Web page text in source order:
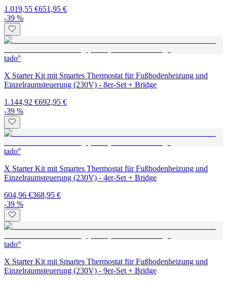
1.019,55 €651,95 €
-39 %
tado°
X Starter Kit mit Smartes Thermostat für Fußbodenheizung und
Einzelraumsteuerung (230V) - 8er-Set + Bridge
1.144,92 €692,95 €
-39 %
tado°
X Starter Kit mit Smartes Thermostat für Fußbodenheizung und
Einzelraumsteuerung (230V) - 4er-Set + Bridge
604,96 €368,95 €
-39 %
tado°
X Starter Kit mit Smartes Thermostat für Fußbodenheizung und
Einzelraumsteuerung (230V) - 9er-Set + Bridge